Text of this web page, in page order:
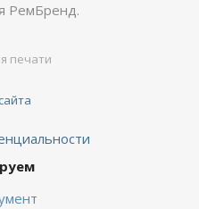
РемБренд.
печати